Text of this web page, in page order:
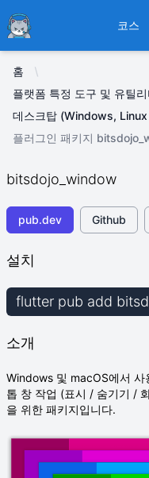
Ducafecat 코스
홈
플랫폼 특정 도구 및 유틸리
데스크탑 (Windows,
플러그인 패키지
bitsdojo_window
pub.dev Github
설치
flutter pub add
소개
Windows 및 macOS에서 사
톱 창 작업 (표시 / 숨기기 /
을 위한 패키지입니다.